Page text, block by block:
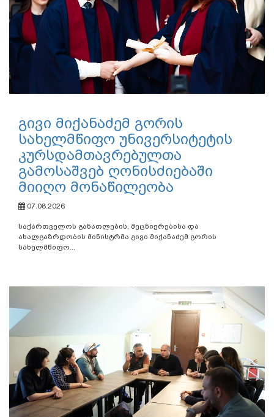
გივი მიქანაძემ გორის
სახელმწიფო უნივერსიტეტის
კურსდამთავრებულთა
გამოსაშვებ ღონისძიებაში
მიიღო მონაწილეობა
07.08.2026
საქართველოს განათლების, მეცნიერებისა და
ახალგაზრდობის მინისტრმა გივი მიქანაძემ გორის
სახელმწიფო...